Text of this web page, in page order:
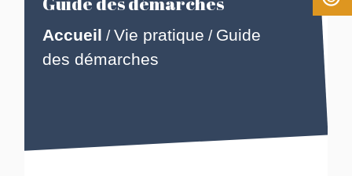
Accueil /Vie pratique / Guide
des démarches